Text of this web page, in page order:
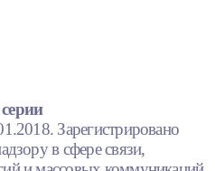
Зарегистрировано
в сфере связи,